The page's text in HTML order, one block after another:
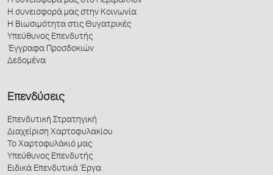
Η συνεισφορά μας στην Κοινωνία
Η Βιωσιμότητα στις Θυγατρικές
Υπεύθυνος Επενδυτής
Έγγραφα Προσδοκιών
Δεδομένα
Επενδύσεις
Επενδυτική Στρατηγική
Διαχείριση Χαρτοφυλακίου
Το Χαρτοφυλάκιό μας
Υπεύθυνος Επενδυτής
Ειδικά Επενδυτικά Έργα